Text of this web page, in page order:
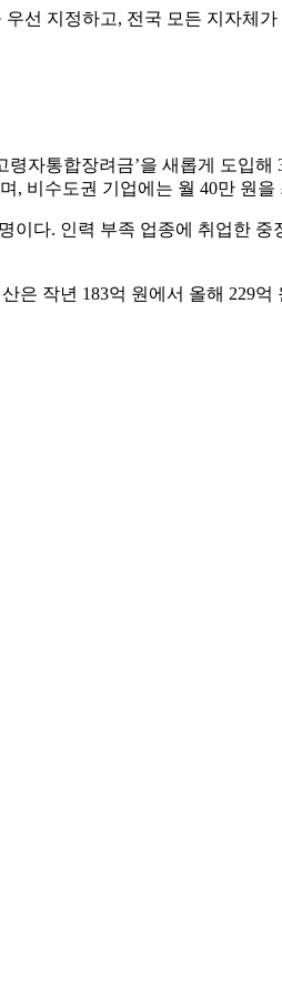
선 지정하고, 전국 모든 지자체
자통합장려금’을 새롭게 도입해
, 비수도권 기업에는 월 40만 원을
이다. 인력 부족 업종에 취업한 중
은 작년 183억 원에서 올해 229억